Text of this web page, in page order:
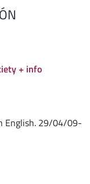
+ info
English. 29/04/09-